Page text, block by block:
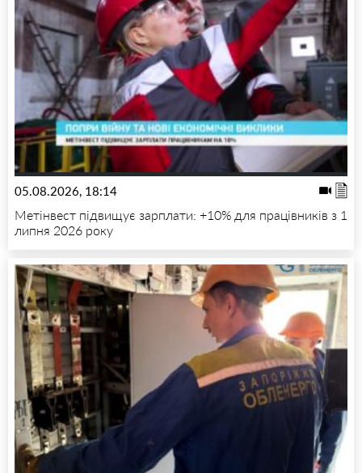
05.08.2026, 18:14
Метінвест підвищує зарплати: +10% для працівників з 1
липня 2026 року